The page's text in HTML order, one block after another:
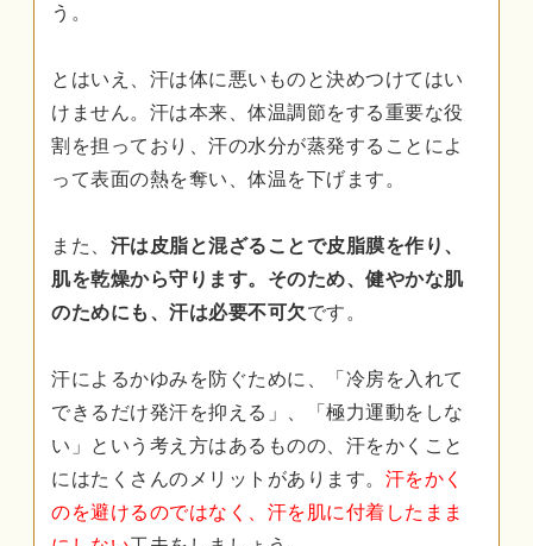
う。
とはいえ、汗は体に悪いものと決めつけてはい
けません。汗は本来、体温調節をする重要な役
割を担っており、汗の水分が蒸発することによ
って表面の熱を奪い、体温を下げます。
また、 汗は皮脂と混ざることで皮脂膜を作り、
肌を乾燥から守ります。そのため、健やかな肌
のためにも、汗は必要不可欠です。
汗によるかゆみを防ぐために、「冷房を入れて
できるだけ発汗を抑える」、「極力運動をしな
い」という考え方はあるものの、汗をかくこと
にはたくさんのメリットがあります。 汗をかく
のを避けるのではなく、汗を肌に付着したまま